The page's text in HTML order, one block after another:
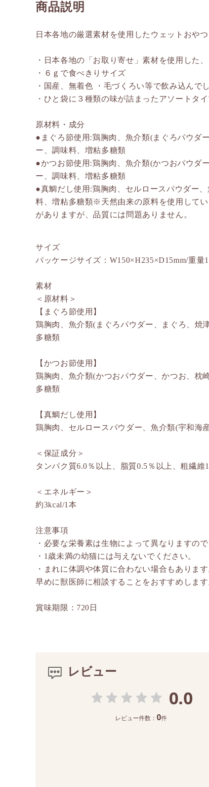
商品説明
日本各地の厳選素材を使用したウェットおやつ
・日本各地の「お取り寄せ」素材を使用した
・６ｇで食べきりサイズ
・国産、無着色 ・毛づくろい等で飲み込ん
・ひと袋に３種類の味が詰まったアソートタ
原材料・成分
●まぐろ節使用:鶏胸肉、魚介類(まぐろパウダ
ー、調味料、増粘多糖類
●かつお節使用:鶏胸肉、魚介類(かつおパウダ
ー、調味料、増粘多糖類
●真鯛だし使用:鶏胸肉、セルロースパウダー
料、増粘多糖類※天然由来の原料を使用して
がありますが、品質には問題ありません。
サイズ
パッケージサイズ：W150×H235×D15mm/重量
素材
＜原材料＞
【まぐろ節使用】
鶏胸肉、魚介類(まぐろパウダー、まぐろ、焼
多糖類
【かつお節使用】
鶏胸肉、魚介類(かつおパウダー、かつお、枕
多糖類
【真鯛だし使用】
鶏胸肉、セルロースパウダー、魚介類(宇和海
＜保証成分＞
タンパク質6.0％以上、脂質0.5％以上、粗繊
＜エネルギー＞
約3kcal/1本
注意事項
・必要な栄養素は生物によって異なりますの
・1歳未満の幼猫には与えないでください。
・まれに体調や体質に合わない場合もありま
早めに獣医師に相談することをおすすめします
賞味期限：720日
レビュー
0.0
レビュー件数： 0件